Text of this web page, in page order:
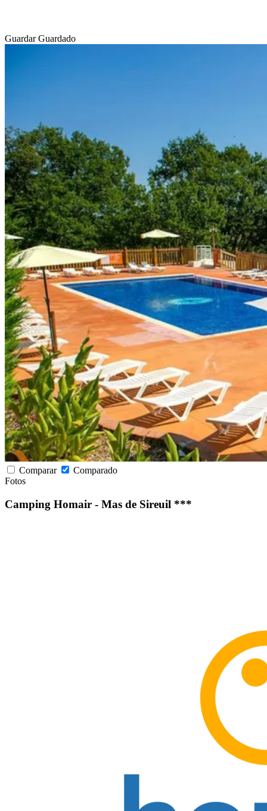
GuardarGuardado
Comparar
Comparado
Fotos
Camping Homair - Mas de Sireuil ***